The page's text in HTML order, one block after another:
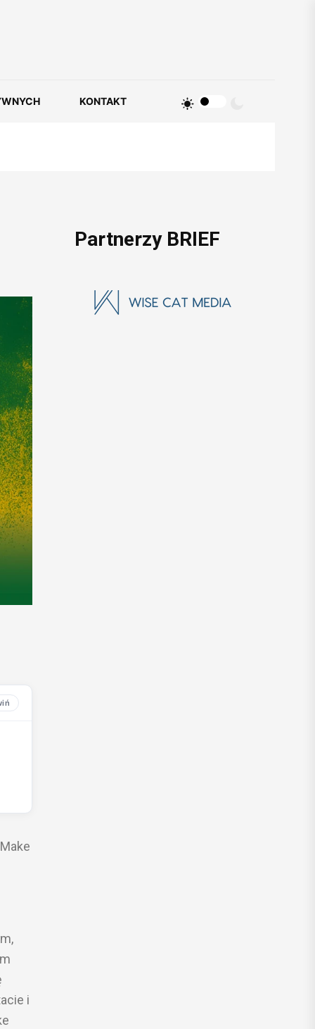
KONTAKT
i
Partnerzy BRIEF